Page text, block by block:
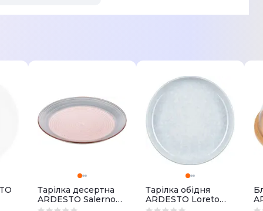
Тарілка десертна
ARDESTO Salerno
(AR1119SP)
Тарілка обідня
ARDESTO Loreto
AR1027LB